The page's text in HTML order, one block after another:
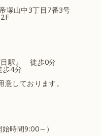
塚山中3丁目7番3号
目駅』 徒歩0分
歩4分
しております。
時間9:00～）